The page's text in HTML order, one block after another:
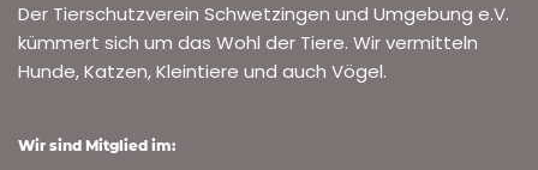
Der Tierschutzverein Schwetzingen und Umgebung e.V.
kümmert sich um das Wohl der Tiere. Wir vermitteln
Hunde, Katzen, Kleintiere und auch Vögel.
Wir sind Mitglied im: